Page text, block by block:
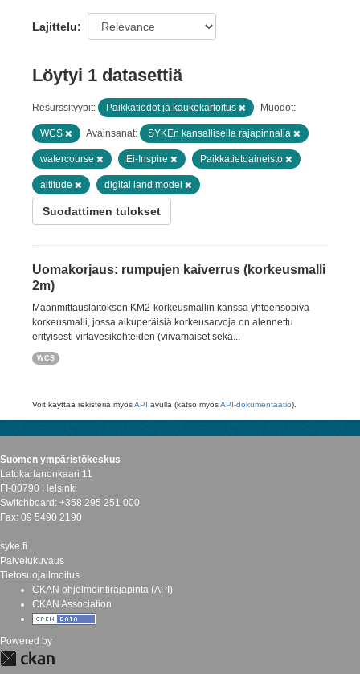
Lajittelu
Löytyi 1 datasettiä
Resurssityypit: Paikkatiedot ja kaukokartoitus Muodot:
WCS Avainsanat: SYKEn kansallisella rajapinnalla
watercourse Ei-Inspire Paikkatietoaineisto
altitude digital land model
Suodattimen tulokset
Uomakorjaus: rumpujen kaiverrus (korkeusmalli
2m)
Maanmittauslaitoksen KM2-korkeusmallin kanssa yhteensopiva
korkeusmalli, jossa alkuperäisiä korkeusarvoja on alennettu
erityisesti virtavesikohteiden (viivamaiset sekä...
WCS
Voit käyttää rekisteriä myösAPI avulla (katso myösAPI-dokumentaatio).
Suomen ympäristökeskus
Latokartanonkaari 11
FI-00790 Helsinki
Switchboard: +358 295 251 000
Fax: 09 5490 2190
syke.fi
Palvelukuvaus
Tietosuojailmoitus
CKAN ohjelmointirajapinta (API)
CKAN Association
Powered by